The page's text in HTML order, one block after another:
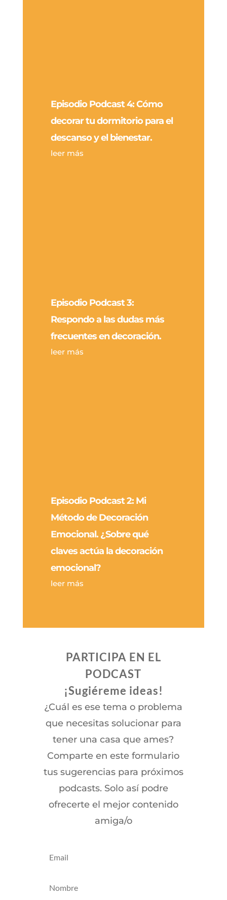
Episodio Podcast 4: Cómo
decorar tu dormitorio para el
descanso y el bienestar.
leer más
Episodio Podcast 3:
Respondo a las dudas más
frecuentes en decoración.
leer más
Episodio Podcast 2: Mi
Método de Decoración
Emocional. ¿Sobre qué
claves actúa la decoración
emocional?
leer más
PARTICIPA EN EL
PODCAST
¡Sugiéreme ideas!
¿Cuál es ese tema o problema
que necesitas solucionar para
tener una casa que ames?
Comparte en este formulario
tus sugerencias para próximos
podcasts. Solo así podre
ofrecerte el mejor contenido
amiga/o